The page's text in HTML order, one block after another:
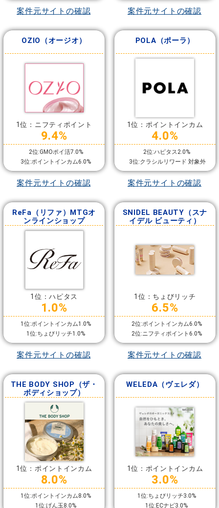
案件元サイトの確認 案件元サイトの確認
OZIO（オージオ）
1位：ニフティポイント
9.4%
2位:GMOポイ活7.0%
3位:ポイントインカム6.0%
案件元サイトの確認
POLA（ポーラ）
1位：ポイントインカム
4.0%
2位:ハピタス2.0%
3位:クラシルリワード 対象外
案件元サイトの確認
ReFa（リファ）MTGオ
ンラインショップ
1位：ハピタス
1.0%
1位:ポイントインカム1.0%
1位:ちょびリッチ1.0%
案件元サイトの確認
SNIDEL BEAUTY（スナ
イデル ビューティ）
1位：ちょびリッチ
6.5%
2位:ポイントインカム6.0%
2位:ニフティポイント6.0%
案件元サイトの確認
THE BODY SHOP（ザ・
ボディショップ）
1位：ポイントインカム
8.0%
1位:ポイントインカム8.0%
1位:げん玉8.0%
WELEDA（ヴェレダ）
1位：ポイントインカム
3.0%
1位:ちょびリッチ3.0%
1位:ECナビ3.0%